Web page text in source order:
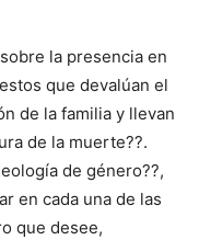
la presencia en
que devalúan el
de la familia y llevan
de la muerte??.
de género??,
en cada una de las
que desee,